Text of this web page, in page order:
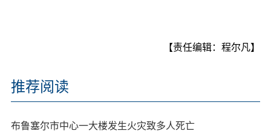
【责任编辑：程尔凡】
推荐阅读
布鲁塞尔市中心一大楼发生火灾致多人死亡